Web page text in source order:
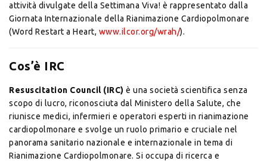
attività divulgate della Settimana Viva! è rappresentato dalla
Giornata Internazionale della Rianimazione Cardiopolmonare
(Word Restart a Heart, www.ilcor.org/wrah/).
Cos’è IRC
Resuscitation Council (IRC) è una società scientifica senza
scopo di lucro, riconosciuta dal Ministero della Salute, che
riunisce medici, infermieri e operatori esperti in rianimazione
cardiopolmonare e svolge un ruolo primario e cruciale nel
panorama sanitario nazionale e internazionale in tema di
Rianimazione Cardiopolmonare. Si occupa di ricerca e